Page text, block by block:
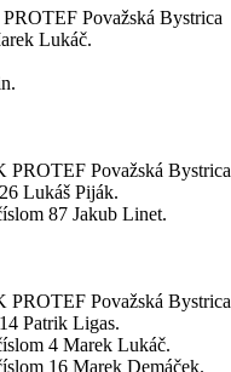
Považská Bystrica
Lukáč.
PROTEF Považská Bystrica
Lukáš Piják.
87 Jakub Linet.
PROTEF Považská Bystrica
Patrik Ligas.
4 Marek Lukáč.
16 Marek Demáček.